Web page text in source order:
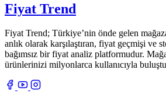
Fiyat Trend
Fiyat Trend; Türkiye’nin önde gelen
anlık olarak karşılaştıran, fiyat geçmişi ve
bağımsız bir fiyat analiz platformudur.
ürünlerinizi milyonlarca kullanıcıyla